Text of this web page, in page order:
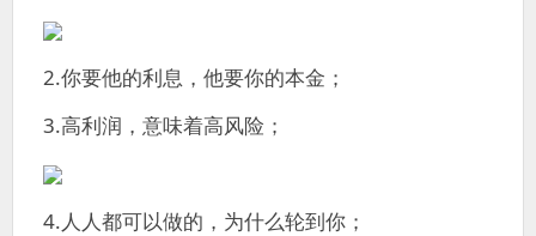
2.你要他的利息，他要你的本金；
3.高利润，意味着高风险；
4.人人都可以做的，为什么轮到你；